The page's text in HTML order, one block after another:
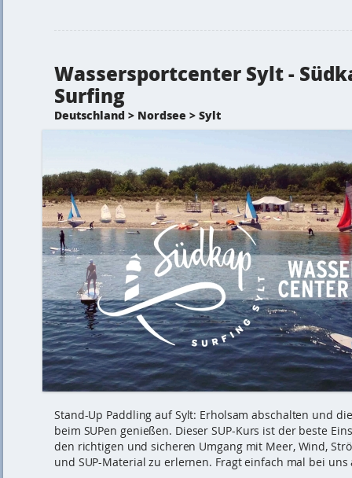
Wassersportcenter Sylt -
Surfing
Deutschland > Nordsee > Sylt
Stand-Up Paddling auf Sylt: Erholsam abschalten und
beim SUPen genießen. Dieser SUP-Kurs ist der beste
den richtigen und sicheren Umgang mit Meer, Wind,
und SUP-Material zu erlernen. Fragt einfach mal bei uns